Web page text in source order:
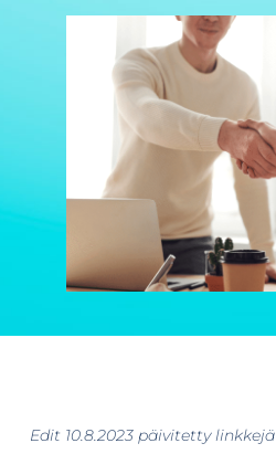
Edit 10.8.2023 päivitetty linkkejä